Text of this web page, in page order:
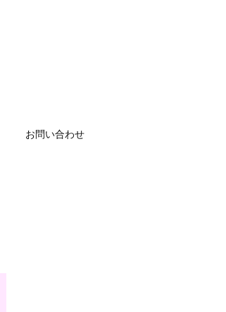
お問い合わせ